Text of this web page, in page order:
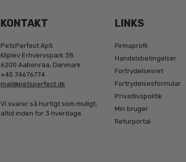
KONTAKT
PetsPerfect ApS
Kliplev Erhvervspark 38
6200 Aabenraa, Danmark
+45 74676774
mail@petsperfect.dk
Vi svarer så hurtigt som muligt,
altid inden for 3 hverdage.
LINKS
Firmaprofil
Handelsbetingelser
Fortrydelsesret
Fortrydelsesformular
Privatlivspolitik
Min bruger
Returportal